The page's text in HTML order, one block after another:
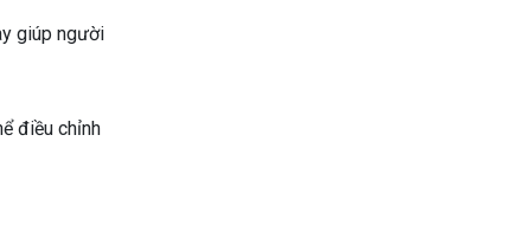
giúp người
điều chỉnh